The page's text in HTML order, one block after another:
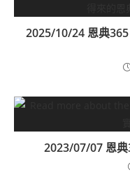
2025/10/24 恩典
2023/07/07 恩